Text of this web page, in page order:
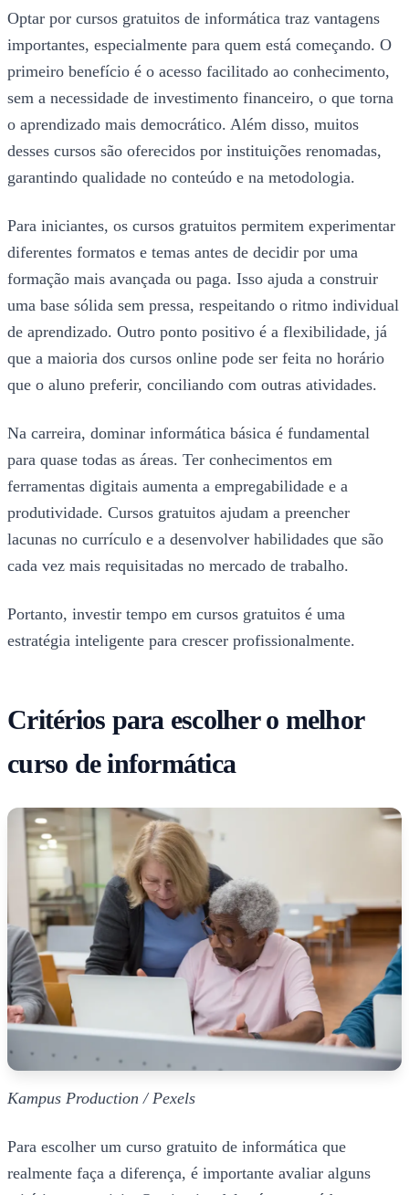
Optar por cursos gratuitos de informática traz vantagens
importantes, especialmente para quem está começando. O
primeiro benefício é o acesso facilitado ao conhecimento,
sem a necessidade de investimento financeiro, o que torna
o aprendizado mais democrático. Além disso, muitos
desses cursos são oferecidos por instituições renomadas,
garantindo qualidade no conteúdo e na metodologia.
Para iniciantes, os cursos gratuitos permitem experimentar
diferentes formatos e temas antes de decidir por uma
formação mais avançada ou paga. Isso ajuda a construir
uma base sólida sem pressa, respeitando o ritmo individual
de aprendizado. Outro ponto positivo é a flexibilidade, já
que a maioria dos cursos online pode ser feita no horário
que o aluno preferir, conciliando com outras atividades.
Na carreira, dominar informática básica é fundamental
para quase todas as áreas. Ter conhecimentos em
ferramentas digitais aumenta a empregabilidade e a
produtividade. Cursos gratuitos ajudam a preencher
lacunas no currículo e a desenvolver habilidades que são
cada vez mais requisitadas no mercado de trabalho.
Portanto, investir tempo em cursos gratuitos é uma
estratégia inteligente para crescer profissionalmente.
Critérios para escolher o melhor
curso de informática
Kampus Production / Pexels
Para escolher um curso gratuito de informática que
realmente faça a diferença, é importante avaliar alguns